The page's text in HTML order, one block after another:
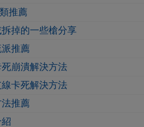
推薦
拆掉的一些槍分享
派推薦
死崩潰解決方法
線卡死解決方法
法推薦
紹